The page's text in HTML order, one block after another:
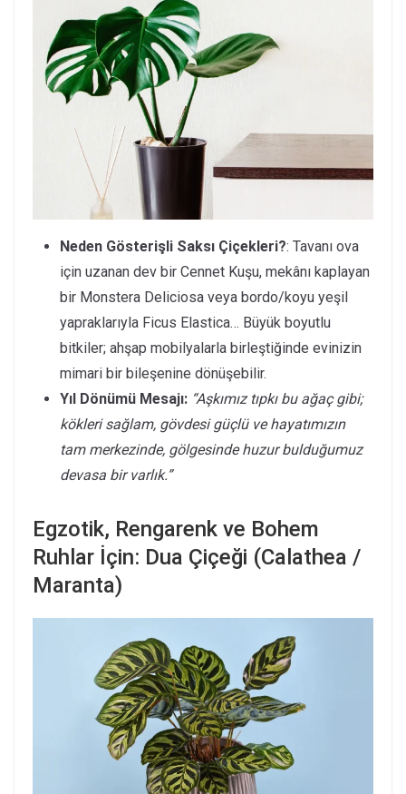
Neden Gösterişli Saksı Çiçekleri?: Tavanı ova
için uzanan dev bir Cennet Kuşu, mekânı kaplayan
bir Monstera Deliciosa veya bordo/koyu yeşil
yapraklarıyla Ficus Elastica… Büyük boyutlu
bitkiler; ahşap mobilyalarla birleştiğinde evinizin
mimari bir bileşenine dönüşebilir.
Yıl Dönümü Mesajı: “Aşkımız tıpkı bu ağaç gibi;
kökleri sağlam, gövdesi güçlü ve hayatımızın
tam merkezinde, gölgesinde huzur bulduğumuz
devasa bir varlık.”
Egzotik, Rengarenk ve Bohem
Ruhlar İçin: Dua Çiçeği (Calathea /
Maranta)